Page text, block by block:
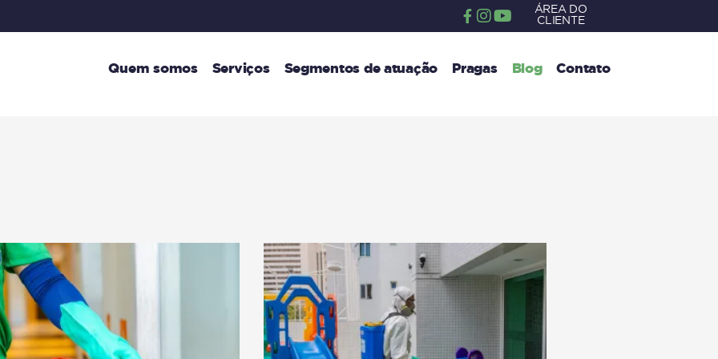
ÁREA DO
CLIENTE
Quem somos Serviços Segmentos de atuação Pragas Blog Contato